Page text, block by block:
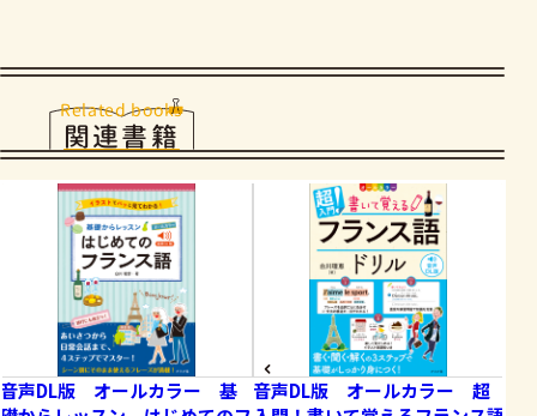
Related books
関連書籍
音声DL版 オールカラー 基
音声DL版 オールカラー 超